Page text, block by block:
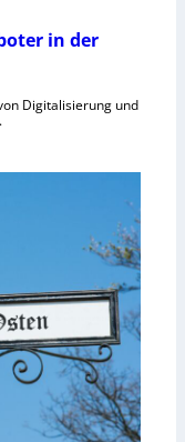
in der
Digitalisierung und